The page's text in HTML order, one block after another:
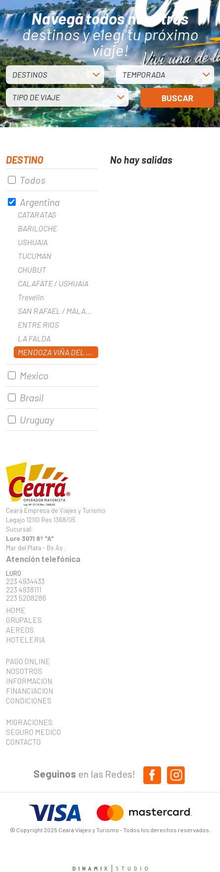
Navegá todos nuestros
destinos y elegí tu próximo
viaje!
DESTINOS TEMPORADA
TIPO DE VIAJE BUSCAR
DESTINO
Todos
Argentina
CATARATAS
BARILOCHE
USHUAIA
TUCUMAN
CHUBUT
CALAFATE / USHUAIA
Trevelin
SAN RAFAEL / MALARGUE
ENTRE RIOS
LA FALDA
MENDOZA VIÑA DEL MAR
Mexico
Brasil
Uruguay
No hay salidas
Ceará Empresa de Viajes y Turismo
Legajo 12110 Res 1368/05
Sucursal:
Luro 3071 8º "A"
Mar del Plata - Bs As .
Atención telefónica
LURO
223 4934433
223 4938111
223 5208286
HOME
GRUPALES
AEREOS
HOTELERIA
PAGO ONLINE
NOSOTROS
INFORMACION
FINANCIACION
CONDICIONES
MIGRACIONES
SEGURO MEDICO
CONTACTO
Seguinos en las Redes!
© Copyright 2025 Ceará Viajes y Turismo - Todos los derechos reservados.